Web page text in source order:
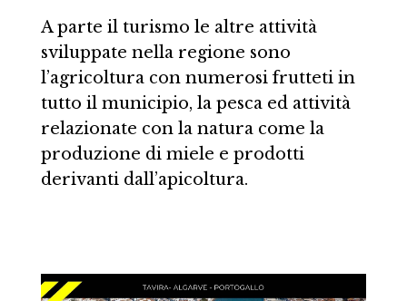
A parte il turismo le altre attività
sviluppate nella regione sono
l’agricoltura con numerosi frutteti in
tutto il municipio, la pesca ed attività
relazionate con la natura come la
produzione di miele e prodotti
derivanti dall’apicoltura.